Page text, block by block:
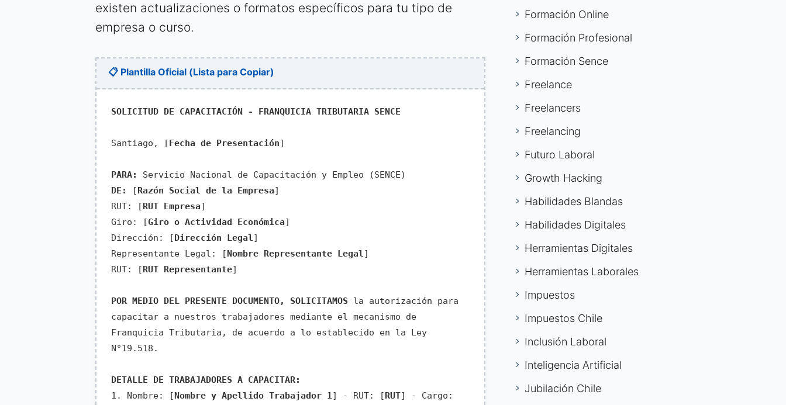
existen actualizaciones o formatos específicos para tu tipo de
empresa o curso.
📋 Plantilla Oficial (Lista para Copiar)
SOLICITUD DE CAPACITACIÓN - FRANQUICIA TRIBUTARIA SENCE
Santiago, [Fecha de Presentación]
PARA:
Servicio Nacional de Capacitación y Empleo (SENCE)
DE:
[Razón Social de la Empresa]
RUT: [RUT Empresa]
Giro: [Giro o Actividad Económica]
Dirección: [Dirección Legal]
Representante Legal: [Nombre Representante Legal]
RUT: [RUT Representante]
POR MEDIO DEL PRESENTE DOCUMENTO, SOLICITAMOS la autorización para
capacitar a nuestros trabajadores mediante el mecanismo de
Franquicia Tributaria, de acuerdo a lo establecido en la Ley
N°19.518.
DETALLE DE TRABAJADORES A CAPACITAR:
1. Nombre: [Nombre y Apellido Trabajador 1] - RUT: [RUT] - Cargo:
Formación Online
Formación Profesional
Formación Sence
Freelance
Freelancers
Freelancing
Futuro Laboral
Growth Hacking
Habilidades Blandas
Habilidades Digitales
Herramientas Digitales
Herramientas Laborales
Impuestos
Impuestos Chile
Inclusión Laboral
Inteligencia Artificial
Jubilación Chile